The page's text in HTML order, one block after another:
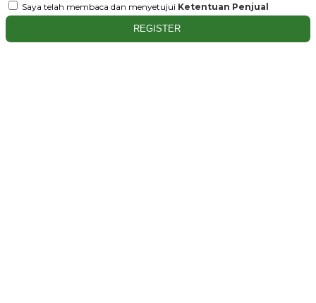
Saya telah membaca dan menyetujui Ketentuan Penjual
REGISTER